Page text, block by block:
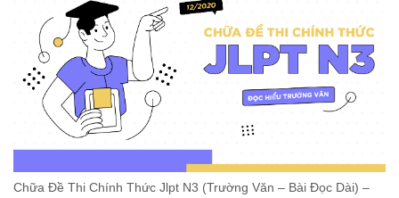
Chữa Đề Thi Chính Thức Jlpt N3 (Trường Văn – Bài Đọc Dài) –